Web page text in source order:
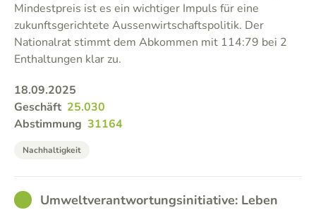
Mindestpreis ist es ein wichtiger Impuls für eine
zukunftsgerichtete Aussenwirtschaftspolitik. Der
Nationalrat stimmt dem Abkommen mit 114:79 bei 2
Enthaltungen klar zu.
18.09.2025
Geschäft 25.030
Abstimmung 31164
Nachhaltigkeit
GOODUmweltverantwortungsinitiative: Leben